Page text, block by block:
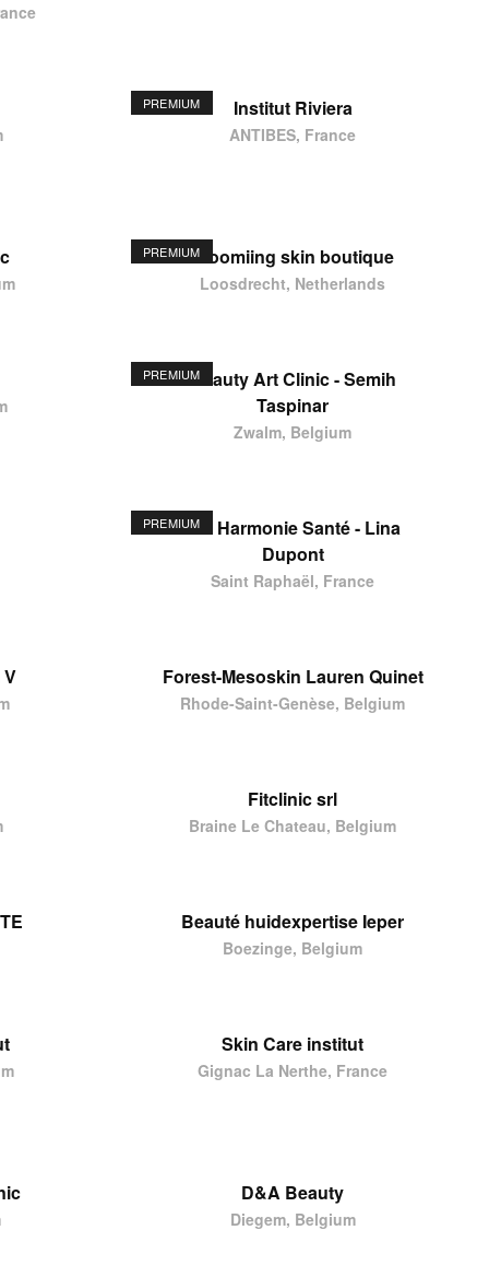
PREMIUM Institut Riviera
ANTIBES, France
PREMIUMBloomiing skin boutique
Loosdrecht, Netherlands
PREMIUMBeauty Art Clinic - Semih
Taspinar
Zwalm, Belgium
PREMIUMSte Harmonie Santé - Lina
Dupont
Saint Raphaël, France
Forest-Mesoskin Lauren Quinet
Rhode-Saint-Genèse, Belgium
Fitclinic srl
Braine Le Chateau, Belgium
Beauté huidexpertise Ieper
Boezinge, Belgium
Skin Care institut
Gignac La Nerthe, France
D&A Beauty
Diegem, Belgium